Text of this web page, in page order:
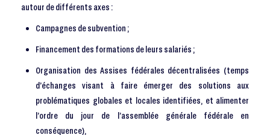
autour de différents axes :
Campagnes de subvention ;
Financement des formations de leurs salariés ;
Organisation des Assises fédérales décentralisées (temps
d’échanges visant à faire émerger des solutions aux
problématiques globales et locales identifiées, et alimenter
l’ordre du jour de l’assemblée générale fédérale en
conséquence),